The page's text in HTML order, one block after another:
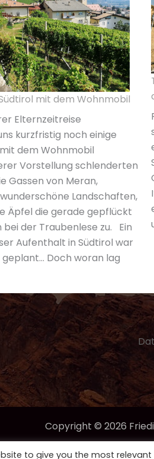
mit dem Wohnmobil
Elternzeitreise
kurzfristig noch einige
dem Wohnmobil
Vorstellung schlenderten
Gassen von Meran,
Landschaften,
Äpfel die gerade gepflückt
bei der Traubenlese zu. Ein
Aufenthalt in Südtirol war
Doch woran lag
Copyright © 2026
to give you the most